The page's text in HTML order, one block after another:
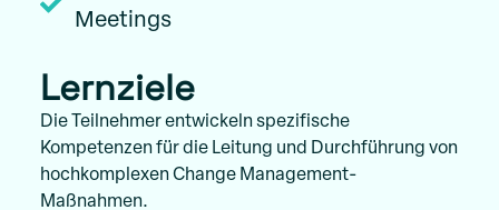
Meetings
Lernziele
Die Teilnehmer entwickeln spezifische
Kompetenzen für die Leitung und Durchführung von
hochkomplexen Change Management-
Maßnahmen.